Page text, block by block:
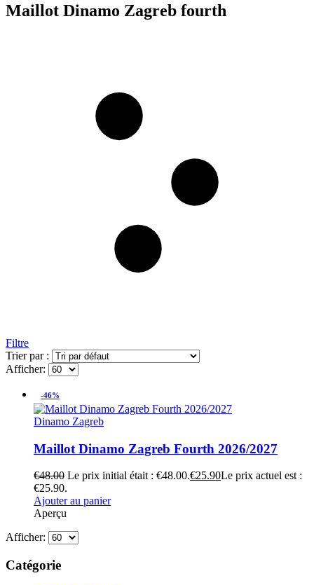
Maillot Dinamo Zagreb fourth
Filtre
Trier par :
Afficher:
-46%
Dinamo Zagreb
Maillot Dinamo Zagreb Fourth 2026/2027
€48.00 Le prix initial était : €48.00.€25.90Le prix actuel est :
€25.90.
Ajouter au panier
Aperçu
Afficher:
Catégorie